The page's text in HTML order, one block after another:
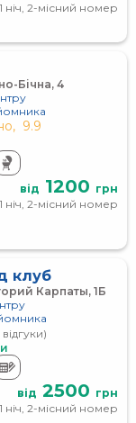
ніч, 2-місний номер
Бічна, 4
9.9
від 1200 грн
ніч, 2-місний номер
клуб
Карпаты, 1Б
відгуки)
від 2500 грн
ніч, 2-місний номер